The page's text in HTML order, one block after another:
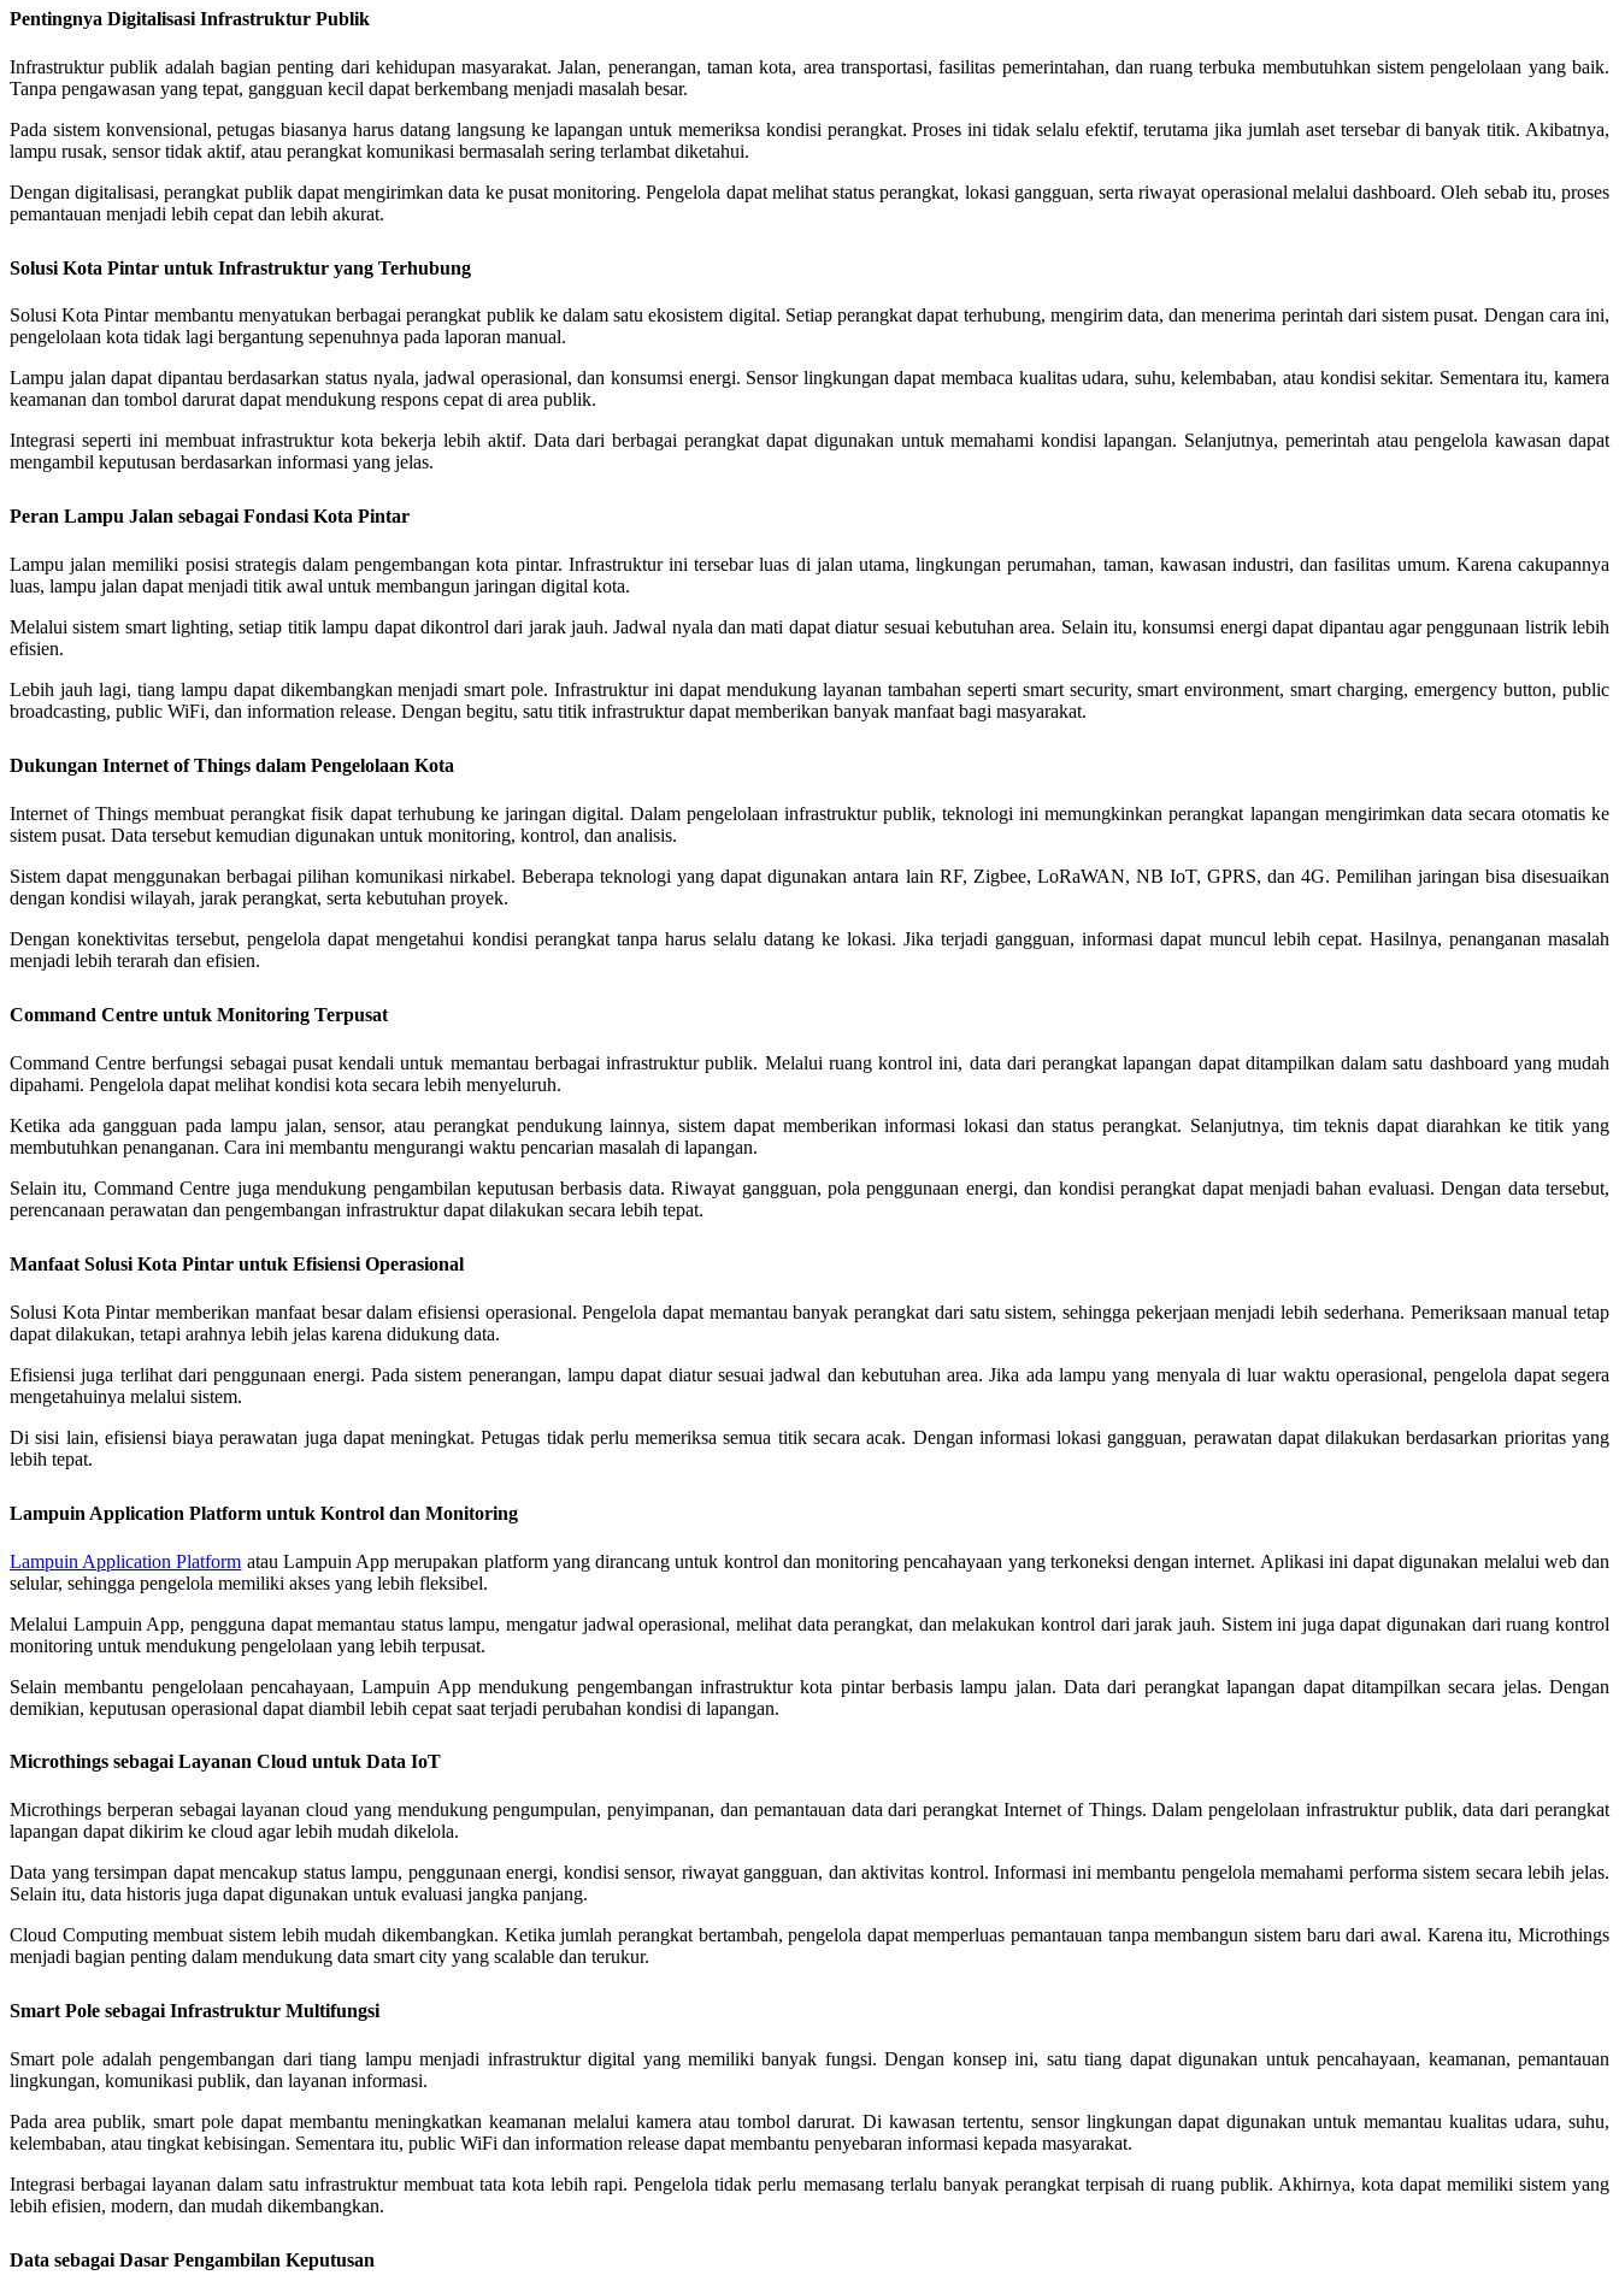
Pentingnya Digitalisasi Infrastruktur Publik
Infrastruktur publik adalah bagian penting dari kehidupan masyarakat. Jalan, penerangan, taman kota, area transportasi, fasilitas pemerintahan, dan ruang terbuka membutuhkan sistem pengelolaan yang baik.
Tanpa pengawasan yang tepat, gangguan kecil dapat berkembang menjadi masalah besar.
Pada sistem konvensional, petugas biasanya harus datang langsung ke lapangan untuk memeriksa kondisi perangkat. Proses ini tidak selalu efektif, terutama jika jumlah aset tersebar di banyak titik. Akibatnya,
lampu rusak, sensor tidak aktif, atau perangkat komunikasi bermasalah sering terlambat diketahui.
Dengan digitalisasi, perangkat publik dapat mengirimkan data ke pusat monitoring. Pengelola dapat melihat status perangkat, lokasi gangguan, serta riwayat operasional melalui dashboard. Oleh sebab itu, proses
pemantauan menjadi lebih cepat dan lebih akurat.
Solusi Kota Pintar untuk Infrastruktur yang Terhubung
Solusi Kota Pintar membantu menyatukan berbagai perangkat publik ke dalam satu ekosistem digital. Setiap perangkat dapat terhubung, mengirim data, dan menerima perintah dari sistem pusat. Dengan cara ini,
pengelolaan kota tidak lagi bergantung sepenuhnya pada laporan manual.
Lampu jalan dapat dipantau berdasarkan status nyala, jadwal operasional, dan konsumsi energi. Sensor lingkungan dapat membaca kualitas udara, suhu, kelembaban, atau kondisi sekitar. Sementara itu, kamera
keamanan dan tombol darurat dapat mendukung respons cepat di area publik.
Integrasi seperti ini membuat infrastruktur kota bekerja lebih aktif. Data dari berbagai perangkat dapat digunakan untuk memahami kondisi lapangan. Selanjutnya, pemerintah atau pengelola kawasan dapat
mengambil keputusan berdasarkan informasi yang jelas.
Peran Lampu Jalan sebagai Fondasi Kota Pintar
Lampu jalan memiliki posisi strategis dalam pengembangan kota pintar. Infrastruktur ini tersebar luas di jalan utama, lingkungan perumahan, taman, kawasan industri, dan fasilitas umum. Karena cakupannya
luas, lampu jalan dapat menjadi titik awal untuk membangun jaringan digital kota.
Melalui sistem smart lighting, setiap titik lampu dapat dikontrol dari jarak jauh. Jadwal nyala dan mati dapat diatur sesuai kebutuhan area. Selain itu, konsumsi energi dapat dipantau agar penggunaan listrik lebih
efisien.
Lebih jauh lagi, tiang lampu dapat dikembangkan menjadi smart pole. Infrastruktur ini dapat mendukung layanan tambahan seperti smart security, smart environment, smart charging, emergency button, public
broadcasting, public WiFi, dan information release. Dengan begitu, satu titik infrastruktur dapat memberikan banyak manfaat bagi masyarakat.
Dukungan Internet of Things dalam Pengelolaan Kota
Internet of Things membuat perangkat fisik dapat terhubung ke jaringan digital. Dalam pengelolaan infrastruktur publik, teknologi ini memungkinkan perangkat lapangan mengirimkan data secara otomatis ke
sistem pusat. Data tersebut kemudian digunakan untuk monitoring, kontrol, dan analisis.
Sistem dapat menggunakan berbagai pilihan komunikasi nirkabel. Beberapa teknologi yang dapat digunakan antara lain RF, Zigbee, LoRaWAN, NB IoT, GPRS, dan 4G. Pemilihan jaringan bisa disesuaikan
dengan kondisi wilayah, jarak perangkat, serta kebutuhan proyek.
Dengan konektivitas tersebut, pengelola dapat mengetahui kondisi perangkat tanpa harus selalu datang ke lokasi. Jika terjadi gangguan, informasi dapat muncul lebih cepat. Hasilnya, penanganan masalah
menjadi lebih terarah dan efisien.
Command Centre untuk Monitoring Terpusat
Command Centre berfungsi sebagai pusat kendali untuk memantau berbagai infrastruktur publik. Melalui ruang kontrol ini, data dari perangkat lapangan dapat ditampilkan dalam satu dashboard yang mudah
dipahami. Pengelola dapat melihat kondisi kota secara lebih menyeluruh.
Ketika ada gangguan pada lampu jalan, sensor, atau perangkat pendukung lainnya, sistem dapat memberikan informasi lokasi dan status perangkat. Selanjutnya, tim teknis dapat diarahkan ke titik yang
membutuhkan penanganan. Cara ini membantu mengurangi waktu pencarian masalah di lapangan.
Selain itu, Command Centre juga mendukung pengambilan keputusan berbasis data. Riwayat gangguan, pola penggunaan energi, dan kondisi perangkat dapat menjadi bahan evaluasi. Dengan data tersebut,
perencanaan perawatan dan pengembangan infrastruktur dapat dilakukan secara lebih tepat.
Manfaat Solusi Kota Pintar untuk Efisiensi Operasional
Solusi Kota Pintar memberikan manfaat besar dalam efisiensi operasional. Pengelola dapat memantau banyak perangkat dari satu sistem, sehingga pekerjaan menjadi lebih sederhana. Pemeriksaan manual tetap
dapat dilakukan, tetapi arahnya lebih jelas karena didukung data.
Efisiensi juga terlihat dari penggunaan energi. Pada sistem penerangan, lampu dapat diatur sesuai jadwal dan kebutuhan area. Jika ada lampu yang menyala di luar waktu operasional, pengelola dapat segera
mengetahuinya melalui sistem.
Di sisi lain, efisiensi biaya perawatan juga dapat meningkat. Petugas tidak perlu memeriksa semua titik secara acak. Dengan informasi lokasi gangguan, perawatan dapat dilakukan berdasarkan prioritas yang
lebih tepat.
Lampuin Application Platform untuk Kontrol dan Monitoring
Lampuin Application Platform atau Lampuin App merupakan platform yang dirancang untuk kontrol dan monitoring pencahayaan yang terkoneksi dengan internet. Aplikasi ini dapat digunakan melalui web dan
selular, sehingga pengelola memiliki akses yang lebih fleksibel.
Melalui Lampuin App, pengguna dapat memantau status lampu, mengatur jadwal operasional, melihat data perangkat, dan melakukan kontrol dari jarak jauh. Sistem ini juga dapat digunakan dari ruang kontrol
monitoring untuk mendukung pengelolaan yang lebih terpusat.
Selain membantu pengelolaan pencahayaan, Lampuin App mendukung pengembangan infrastruktur kota pintar berbasis lampu jalan. Data dari perangkat lapangan dapat ditampilkan secara jelas. Dengan
demikian, keputusan operasional dapat diambil lebih cepat saat terjadi perubahan kondisi di lapangan.
Microthings sebagai Layanan Cloud untuk Data IoT
Microthings berperan sebagai layanan cloud yang mendukung pengumpulan, penyimpanan, dan pemantauan data dari perangkat Internet of Things. Dalam pengelolaan infrastruktur publik, data dari perangkat
lapangan dapat dikirim ke cloud agar lebih mudah dikelola.
Data yang tersimpan dapat mencakup status lampu, penggunaan energi, kondisi sensor, riwayat gangguan, dan aktivitas kontrol. Informasi ini membantu pengelola memahami performa sistem secara lebih jelas.
Selain itu, data historis juga dapat digunakan untuk evaluasi jangka panjang.
Cloud Computing membuat sistem lebih mudah dikembangkan. Ketika jumlah perangkat bertambah, pengelola dapat memperluas pemantauan tanpa membangun sistem baru dari awal. Karena itu, Microthings
menjadi bagian penting dalam mendukung data smart city yang scalable dan terukur.
Smart Pole sebagai Infrastruktur Multifungsi
Smart pole adalah pengembangan dari tiang lampu menjadi infrastruktur digital yang memiliki banyak fungsi. Dengan konsep ini, satu tiang dapat digunakan untuk pencahayaan, keamanan, pemantauan
lingkungan, komunikasi publik, dan layanan informasi.
Pada area publik, smart pole dapat membantu meningkatkan keamanan melalui kamera atau tombol darurat. Di kawasan tertentu, sensor lingkungan dapat digunakan untuk memantau kualitas udara, suhu,
kelembaban, atau tingkat kebisingan. Sementara itu, public WiFi dan information release dapat membantu penyebaran informasi kepada masyarakat.
Integrasi berbagai layanan dalam satu infrastruktur membuat tata kota lebih rapi. Pengelola tidak perlu memasang terlalu banyak perangkat terpisah di ruang publik. Akhirnya, kota dapat memiliki sistem yang
lebih efisien, modern, dan mudah dikembangkan.
Data sebagai Dasar Pengambilan Keputusan